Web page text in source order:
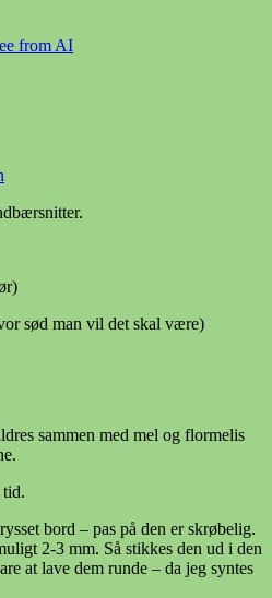
from AI
sød man vil det skal være)
sammen med mel og flormelis
bord – pas på den er skrøbelig.
2-3 mm. Så stikkes den ud i den
at lave dem runde – da jeg syntes